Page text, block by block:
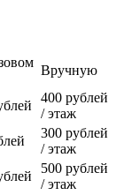
Вручную
400 рублей
/ этаж
300 рублей
/ этаж
500 рублей
/ этаж